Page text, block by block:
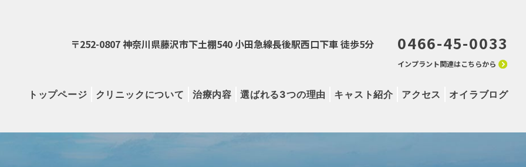
〒252-0807 神奈川県藤沢市下土棚540 小田急線長後駅西口下車 徒歩5分 0466-45-0033
インプラント関連はこちらから
トップページ クリニックについて 治療内容 選ばれる3つの理由 キャスト紹介 アクセス オイラブログ